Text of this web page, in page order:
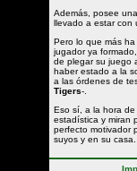
Además, posee
llevado a estar con
Pero lo que más
jugador ya
de plegar su juego
haber estado a la
a las órdenes de
Tigers-.
Eso sí, a la hora
estadística y miran
perfecto motivador
suyos y en su casa.